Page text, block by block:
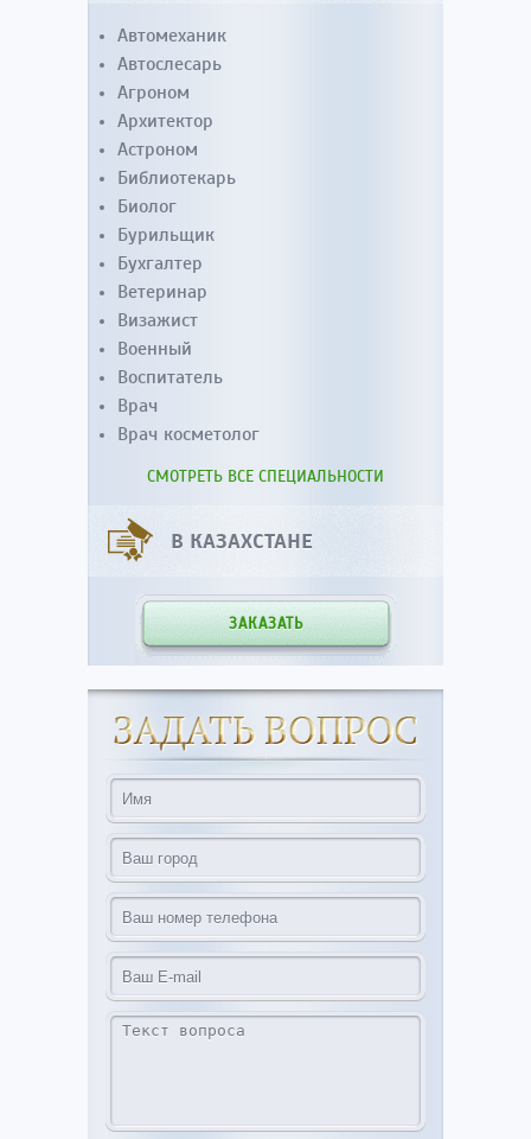
Автомеханик
Автослесарь
Агроном
Архитектор
Астроном
Библиотекарь
Биолог
Бурильщик
Бухгалтер
Ветеринар
Визажист
Военный
Воспитатель
Врач
Врач косметолог
СМОТРЕТЬ ВСЕ СПЕЦИАЛЬНОСТИ
В КАЗАХСТАНЕ
ЗАКАЗАТЬ